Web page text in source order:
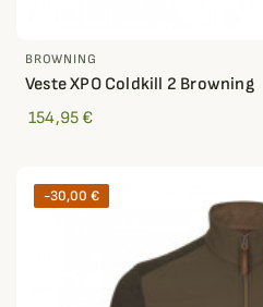
BROWNING
Veste XPO Coldkill 2 Browning
154,95 €
-30,00 €